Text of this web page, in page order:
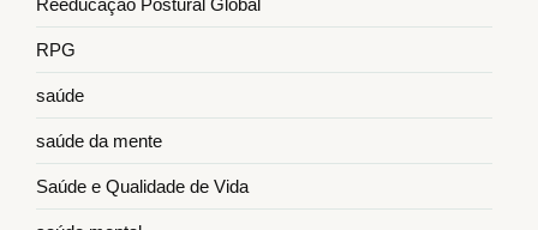
Reeducação Postural Global
RPG
saúde
saúde da mente
Saúde e Qualidade de Vida